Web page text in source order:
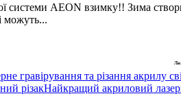
системи AEON взимку!! Зима
можуть...
гравірування та різання акрилу
Найкращий акриловий